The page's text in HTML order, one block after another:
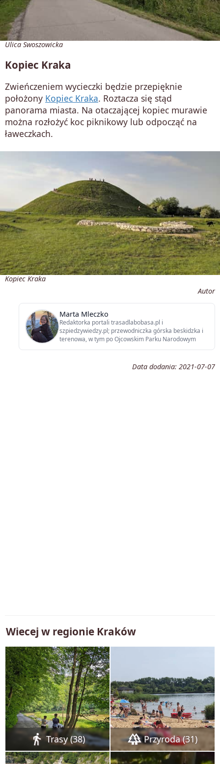
Ulica Swoszowicka
Kopiec Kraka
Zwieńczeniem wycieczki będzie przepięknie
położony Kopiec Kraka. Roztacza się stąd
panorama miasta. Na otaczającej kopiec murawie
można rozłożyć koc piknikowy lub odpocząć na
ławeczkach.
Kopiec Kraka
Autor
Marta Mleczko
Redaktorka portali trasadlabobasa.pl i
szpiedzywiedzy.pl; przewodniczka górska beskidzka i
terenowa, w tym po Ojcowskim Parku Narodowym
Data dodania: 2021-07-07
Wiecej w regionie Kraków
directions_walkTrasy (38) forestPrzyroda (31)